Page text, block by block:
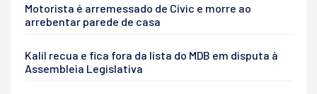
Motorista é arremessado de Civic e morre ao
arrebentar parede de casa
Kalil recua e fica fora da lista do MDB em disputa à
Assembleia Legislativa